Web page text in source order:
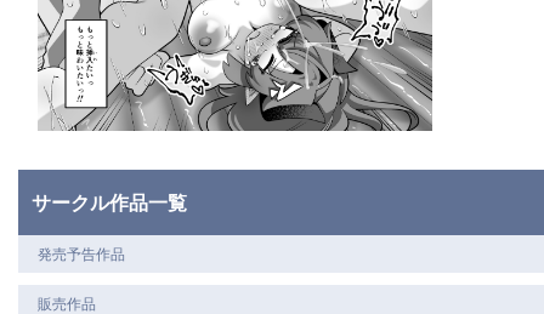
サークル作品一覧
発売予告作品
販売作品